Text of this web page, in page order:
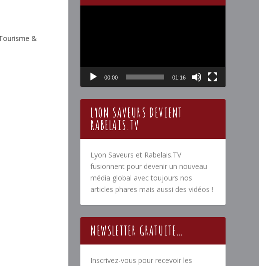
&
00:00 01:16
LYON SAVEURS DEVIENT
RABELAIS.TV
Lyon Saveurs et Rabelais.TV
fusionnent pour devenir un nouveau
média global avec toujours nos
articles phares mais aussi des vidéos !
NEWSLETTER GRATUITE…
Inscrivez-vous pour recevoir les